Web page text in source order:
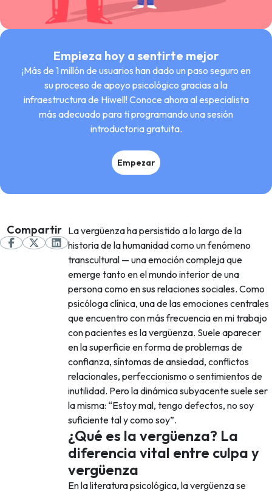
Empieza hoy a sentirte mejor
¡Más de 1 millón de usuarios han dado un paso seguro en
su proceso de apoyo psicológico gracias a la
infraestructura de Hiwell! Conoce ahora al especialista
más adecuado para ti programando una sesión
introductoria gratuita.
Empezar
Compartir La vergüenza ha persistido a lo largo de la
historia de la humanidad como un fenómeno
transcultural — una emoción compleja que
emerge tanto en el mundo interior de una
persona como en sus relaciones sociales. Como
psicóloga clínica, una de las emociones centrales
que encuentro con más frecuencia en mi trabajo
con pacientes es la vergüenza. Suele aparecer
en la superficie en forma de problemas de
confianza, síntomas de ansiedad, conflictos
relacionales, perfeccionismo o sentimientos de
inutilidad. Pero la dinámica subyacente suele ser
la misma: “Estoy mal, tengo defectos, no soy
suficiente tal y como soy”.
¿Qué es la vergüenza? La
diferencia vital entre culpa y
vergüenza
En la literatura psicológica, la vergüenza se